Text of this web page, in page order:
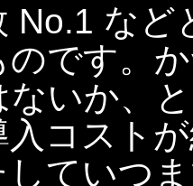
など
です。
ないか、
コスト
していつ